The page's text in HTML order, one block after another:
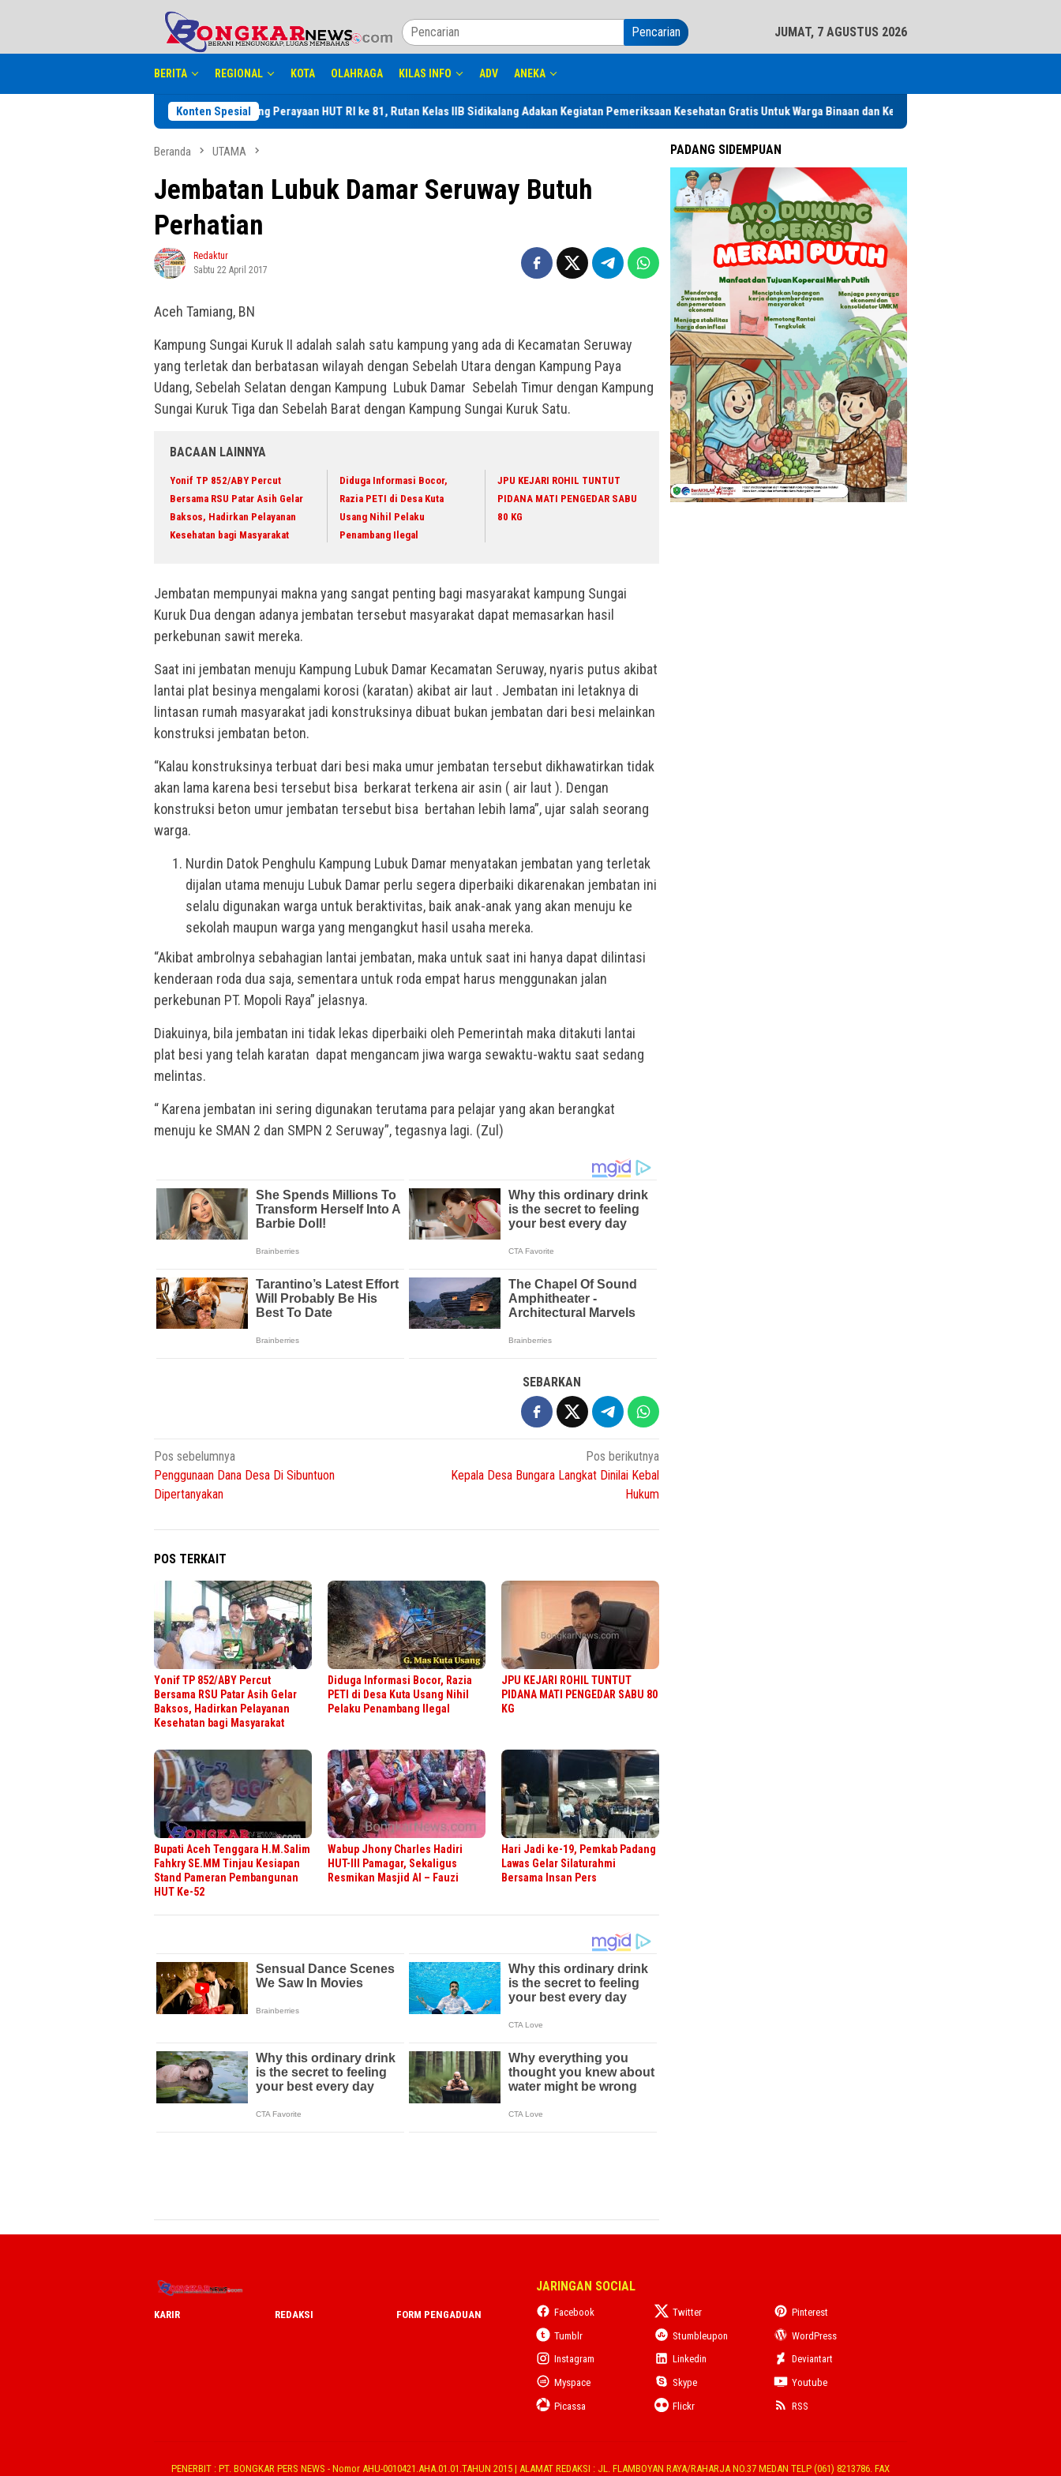
Pencarian JUMAT, 7 AGUSTUS 2026
BERITA REGIONAL KOTA OLAHRAGA KILAS INFO ADV ANEKA
Konten Spesial
Jelang Perayaan HUT RI ke 81, Rutan Kelas IIB Sidikalang Adakan Kegiatan Pemeriksaan Kesehatan Gratis Untuk Warga Binaan dan Keluarga serta Masyarakat
Beranda UTAMA
Jembatan Lubuk Damar Seruway Butuh
Perhatian
Redaktur
Sabtu 22 April 2017
Aceh Tamiang, BN
Kampung Sungai Kuruk II adalah salah satu kampung yang ada di Kecamatan Seruway
yang terletak dan berbatasan wilayah dengan Sebelah Utara dengan Kampung Paya
Udang, Sebelah Selatan dengan Kampung Lubuk Damar Sebelah Timur dengan Kampung
Sungai Kuruk Tiga dan Sebelah Barat dengan Kampung Sungai Kuruk Satu.
BACAAN LAINNYA
Yonif TP 852/ABY Percut
Bersama RSU Patar Asih Gelar
Baksos, Hadirkan Pelayanan
Kesehatan bagi Masyarakat
Diduga Informasi Bocor,
Razia PETI di Desa Kuta
Usang Nihil Pelaku
Penambang Ilegal
JPU KEJARI ROHIL TUNTUT
PIDANA MATI PENGEDAR SABU
80 KG
Jembatan mempunyai makna yang sangat penting bagi masyarakat kampung Sungai
Kuruk Dua dengan adanya jembatan tersebut masyarakat dapat memasarkan hasil
perkebunan sawit mereka.
Saat ini jembatan menuju Kampung Lubuk Damar Kecamatan Seruway, nyaris putus akibat
lantai plat besinya mengalami korosi (karatan) akibat air laut . Jembatan ini letaknya di
lintasan rumah masyarakat jadi konstruksinya dibuat bukan jembatan dari besi melainkan
konstruksi jembatan beton.
“Kalau konstruksinya terbuat dari besi maka umur jembatan tersebut dikhawatirkan tidak
akan lama karena besi tersebut bisa berkarat terkena air asin ( air laut ). Dengan
konstruksi beton umur jembatan tersebut bisa bertahan lebih lama”, ujar salah seorang
warga.
Nurdin Datok Penghulu Kampung Lubuk Damar menyatakan jembatan yang terletak
dijalan utama menuju Lubuk Damar perlu segera diperbaiki dikarenakan jembatan ini
selalu digunakan warga untuk beraktivitas, baik anak-anak yang akan menuju ke
sekolah maupun warga yang mengangkut hasil usaha mereka.
“Akibat ambrolnya sebahagian lantai jembatan, maka untuk saat ini hanya dapat dilintasi
kenderaan roda dua saja, sementara untuk roda empat harus menggunakan jalan
perkebunan PT. Mopoli Raya” jelasnya.
Diakuinya, bila jembatan ini tidak lekas diperbaiki oleh Pemerintah maka ditakuti lantai
plat besi yang telah karatan dapat mengancam jiwa warga sewaktu-waktu saat sedang
melintas.
“ Karena jembatan ini sering digunakan terutama para pelajar yang akan berangkat
menuju ke SMAN 2 dan SMPN 2 Seruway”, tegasnya lagi. (Zul)
SEBARKAN
Navigasi
pos
Pos sebelumnya
Penggunaan Dana Desa Di Sibuntuon
Dipertanyakan
Pos berikutnya
Kepala Desa Bungara Langkat Dinilai Kebal
Hukum
POS TERKAIT
Yonif TP 852/ABY Percut
Bersama RSU Patar Asih Gelar
Baksos, Hadirkan Pelayanan
Kesehatan bagi Masyarakat
Diduga Informasi Bocor, Razia
PETI di Desa Kuta Usang Nihil
Pelaku Penambang Ilegal
JPU KEJARI ROHIL TUNTUT
PIDANA MATI PENGEDAR SABU 80
KG
Bupati Aceh Tenggara H.M.Salim
Fahkry SE.MM Tinjau Kesiapan
Stand Pameran Pembangunan
HUT Ke-52
Wabup Jhony Charles Hadiri
HUT-III Pamagar, Sekaligus
Resmikan Masjid Al – Fauzi
Hari Jadi ke-19, Pemkab Padang
Lawas Gelar Silaturahmi
Bersama Insan Pers
PADANG SIDEMPUAN
KARIR REDAKSI FORM PENGADUAN
JARINGAN SOCIAL
Facebook Twitter
Pinterest
Tumblr
Stumbleupon
WordPress
Instagram
Linkedin
Deviantart
Myspace
Skype
Youtube
Picassa
Flickr RSS
PENERBIT : PT. BONGKAR PERS NEWS - Nomor AHU-0010421.AHA.01.01.TAHUN 2015 | ALAMAT REDAKSI : JL. FLAMBOYAN RAYA/RAHARJA NO.37 MEDAN TELP (061) 8213786. FAX